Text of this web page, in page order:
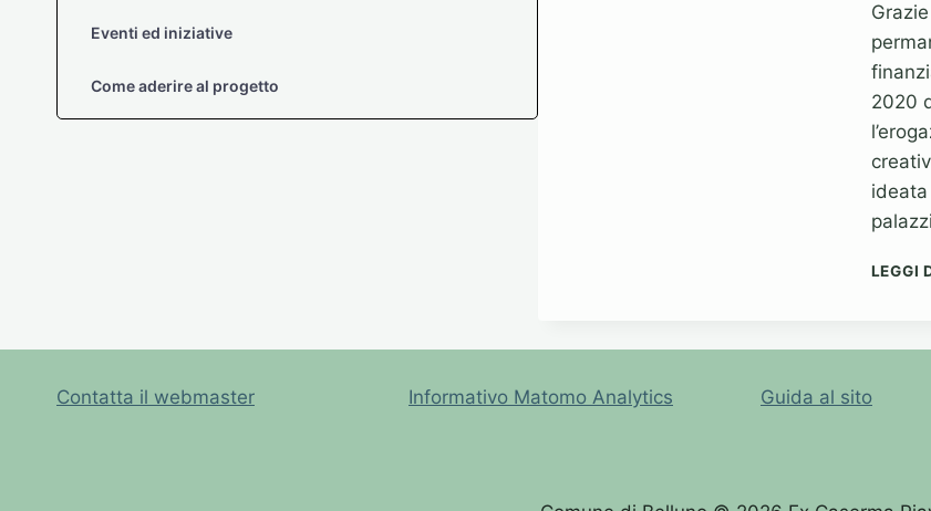
2020
ideata
LEGGI
Eventi ed iniziative
Come aderire al progetto
Contatta il webmaster Informativo Matomo Analytics Guida al sito